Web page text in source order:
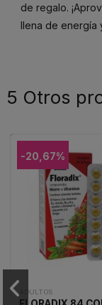
de regalo.
llena de energía
5 Otros
-20,67%
ADULTOS